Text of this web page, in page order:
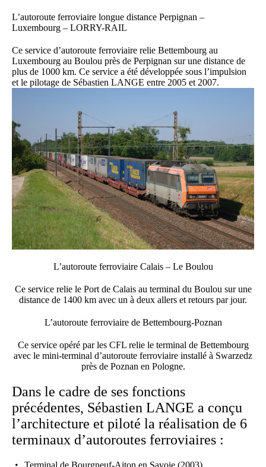
L’autoroute ferroviaire longue distance Perpignan –
Luxembourg – LORRY-RAIL
Ce service d’autoroute ferroviaire relie Bettembourg au
Luxembourg au Boulou près de Perpignan sur une distance de
plus de 1000 km. Ce service a été développée sous l’impulsion
et le pilotage de Sébastien LANGE entre 2005 et 2007.
L’autoroute ferroviaire Calais – Le Boulou
Ce service relie le Port de Calais au terminal du Boulou sur une
distance de 1400 km avec un à deux allers et retours par jour.
L’autoroute ferroviaire de Bettembourg-Poznan
Ce service opéré par les CFL relie le terminal de Bettembourg
avec le mini-terminal d’autoroute ferroviaire installé à Swarzedz
près de Poznan en Pologne.
Dans le cadre de ses fonctions
précédentes, Sébastien LANGE a conçu
l’architecture et piloté la réalisation de 6
terminaux d’autoroutes ferroviaires :
Terminal de Bourgneuf-Aiton en Savoie (2003)